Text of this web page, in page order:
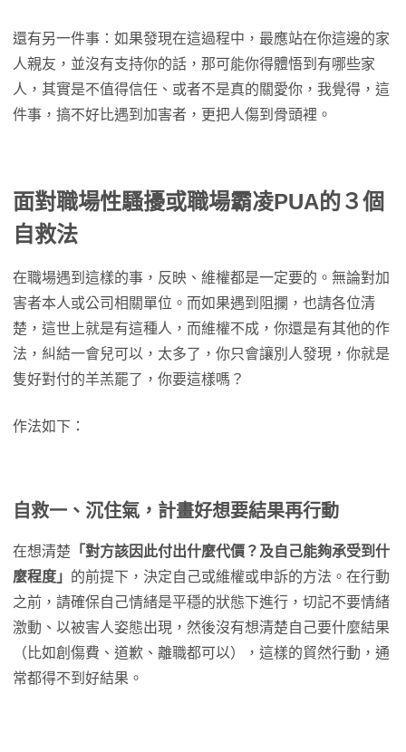
還有另一件事：如果發現在這過程中，最應站在你這邊的家
人親友，並沒有支持你的話，那可能你得體悟到有哪些家
人，其實是不值得信任、或者不是真的關愛你，我覺得，這
件事，搞不好比遇到加害者，更把人傷到骨頭裡。
面對職場性騷擾或職場霸凌PUA的３個
自救法
在職場遇到這樣的事，反映、維權都是一定要的。無論對加
害者本人或公司相關單位。而如果遇到阻攔，也請各位清
楚，這世上就是有這種人，而維權不成，你還是有其他的作
法，糾結一會兒可以，太多了，你只會讓別人發現，你就是
隻好對付的羊羔罷了，你要這樣嗎？
作法如下：
自救一、沉住氣，計畫好想要結果再行動
在想清楚 「對方該因此付出什麼代價？及自己能夠承受到什
麼程度」 的前提下，決定自己或維權或申訴的方法。在行動
之前，請確保自己情緒是平穩的狀態下進行，切記不要情緒
激動、以被害人姿態出現，然後沒有想清楚自己要什麼結果
（比如創傷費、道歉、離職都可以），這樣的貿然行動，通
常都得不到好結果。